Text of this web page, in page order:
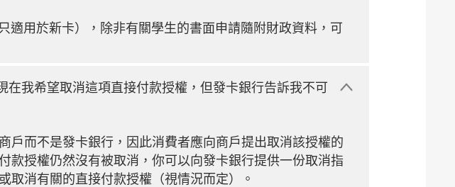
適用於新卡），除非有關學生的書面申請隨附財政資料，可
我希望取消這項直接付款授權，但發卡銀行告訴我不可
戶而不是發卡銀行，因此消費者應向商戶提出取消該授權的
款授權仍然沒有被取消，你可以向發卡銀行提供一份取消指
取消有關的直接付款授權（視情況而定）。